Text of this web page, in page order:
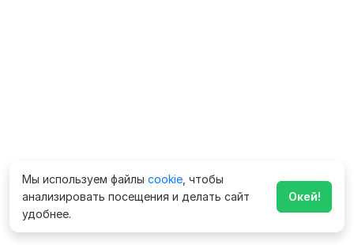
Мы используем файлы cookie , чтобы
анализировать посещения и делать сайт
удобнее.
Окей!